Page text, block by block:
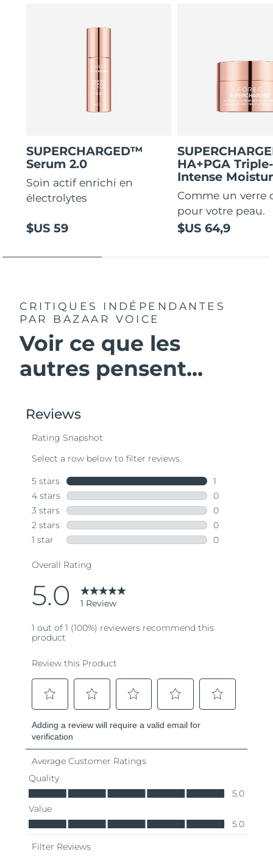
SUPERCHARGED™
Serum 2.0
Soin actif enrichi en
électrolytes
$US 59
HA+PGA
Intense
Comme un verre
pour votre peau.
$US 64,9
CRITIQUES INDÉPENDANTES
PAR BAZAAR VOICE
Voir ce que les
autres pensent...